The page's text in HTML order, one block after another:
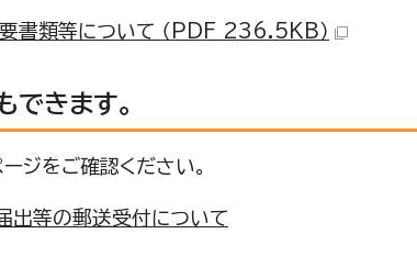
要書類等について （PDF 236.5KB）
できます。
ジをご確認ください。
出等の郵送受付について